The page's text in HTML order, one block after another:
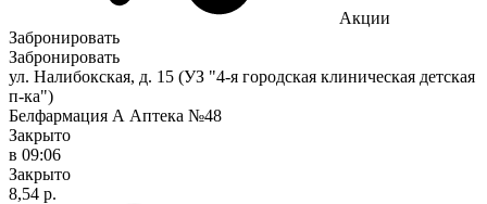
Акции
Забронировать
Забронировать
ул. Налибокская, д. 15 (УЗ "4-я городская клиническая детская
п-ка")
Белфармация А Аптека №48
Закрыто
в 09:06
Закрыто
8,54 р.